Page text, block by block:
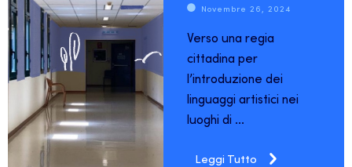
Novembre 26, 2024
Verso una regia
cittadina per
l’introduzione dei
linguaggi artistici nei
luoghi di ...
Leggi Tutto